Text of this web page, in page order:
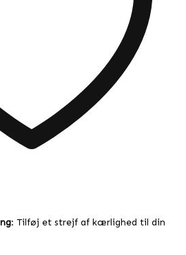
: Tilføj et strejf af kærlighed til din